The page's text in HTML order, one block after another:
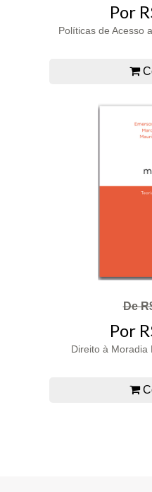
Por
Políticas de Acesso
De
Por
Direito à Moradia